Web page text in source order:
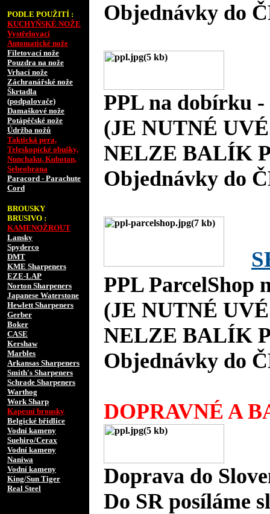
PODLE POUŽITÍ :
KUCHYŇSKÉ NOŽE
Vystřelovací
Automatické nože
Filetovací nože
Pouzdra na nože
Vrhací nože
Záchranářské nože
Škrtadla
(podpalovače)
Damaškové nože
Potápěčské nože
Údržba nožů
Taktická pera,
Teleskopické obušky,
Nunchaku, Kubotan,
Sebeobrana
Paracord - Parachute
Cord
BROUSKY
BRUSIVO :
KAMENOŽROUT
Lansky
Spyderco
DMT
KME Sharpeners
EZE-LAP
Norton Sharpeners
Japanese Waterstone
Hewlett Sharpeners
Gerber
Boker
CASE
Kershaw
Marbles
Arkansas Sharpeners
Smith's Sharpeners
Schrade Sharpeners
Warthog
Work Sharp
Kapesní brousky
Belgické břidlice
Vodní kameny
Suehiro/Cerax
Vodní kameny
Naniwa
Vodní kameny
King/Sun Tiger
Real Steel
Objednávky do
PPL na dobírku
(JE NUTNÉ
NELZE BALÍK
Objednávky do
PPL ParcelShop
(JE NUTNÉ
NELZE BALÍK
Objednávky do
DOPRAVNÉ A
Doprava do
Do SR posíláme